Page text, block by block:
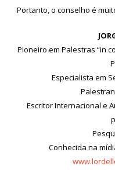
Portanto, o conselho é
Pioneiro em Palestras “in
Especialista em
Escritor Internacional e
Conhecida na